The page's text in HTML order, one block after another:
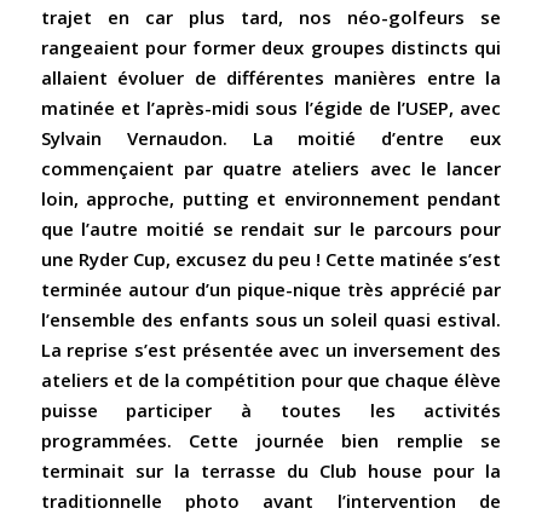
trajet en car plus tard, nos néo-golfeurs se
rangeaient pour former deux groupes distincts qui
allaient évoluer de différentes manières entre la
matinée et l’après-midi sous l’égide de l’USEP, avec
Sylvain Vernaudon. La moitié d’entre eux
commençaient par quatre ateliers avec le lancer
loin, approche, putting et environnement pendant
que l’autre moitié se rendait sur le parcours pour
une Ryder Cup, excusez du peu ! Cette matinée s’est
terminée autour d’un pique-nique très apprécié par
l’ensemble des enfants sous un soleil quasi estival.
La reprise s’est présentée avec un inversement des
ateliers et de la compétition pour que chaque élève
puisse participer à toutes les activités
programmées. Cette journée bien remplie se
terminait sur la terrasse du Club house pour la
traditionnelle photo avant l’intervention de